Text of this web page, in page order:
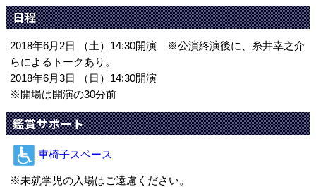
日程
2018年6月2日 （土）14:30開演 ※公演終演後に、糸井幸之介
らによるトークあり。
2018年6月3日 （日）14:30開演
※開場は開演の30分前
鑑賞サポート
車椅子スペース
※未就学児の入場はご遠慮ください。